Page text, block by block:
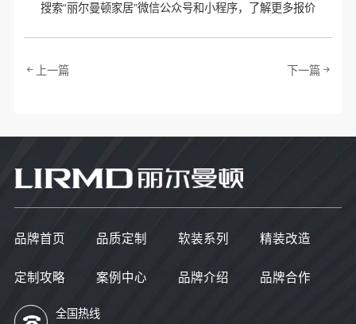
搜索“丽尔曼顿家居”微信公众号和小程序，了解更多报价
上一篇 下一篇
品牌首页 品质定制 软装系列 精装改造
定制攻略 案例中心 品牌介绍 品牌合作
全国热线